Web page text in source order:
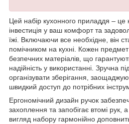
Цей набір кухонного приладдя – це
інвестиція у ваш комфорт та
їжі. Включаючи все необхідне, він
помічником на кухні. Кожен предмет
безпечних матеріалів, що
надійність у використанні. Зручна
організувати зберігання,
швидкий доступ до потрібних
Ергономічний дизайн ручок
захоплення та запобігає втомі рук,
вигляд набору гармонійно